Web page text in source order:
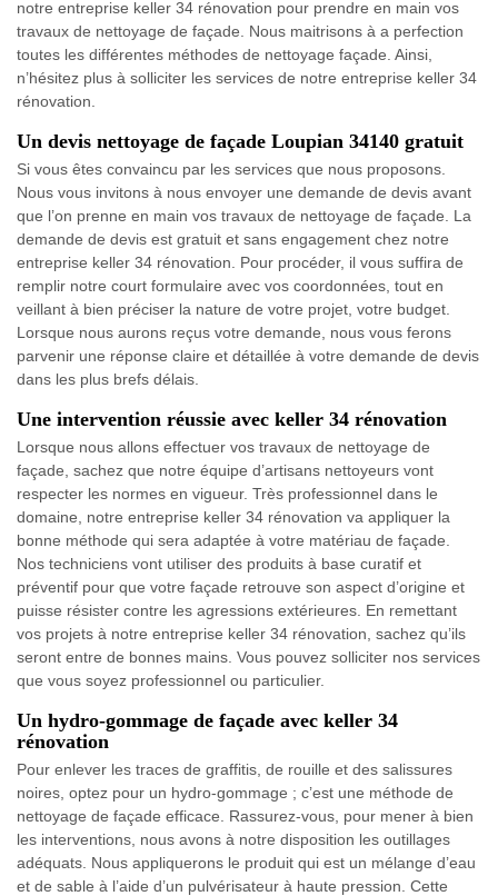
notre entreprise keller 34 rénovation pour prendre en main vos
travaux de nettoyage de façade. Nous maitrisons à a perfection
toutes les différentes méthodes de nettoyage façade. Ainsi,
n’hésitez plus à solliciter les services de notre entreprise keller 34
rénovation.
Un devis nettoyage de façade Loupian 34140 gratuit
Si vous êtes convaincu par les services que nous proposons.
Nous vous invitons à nous envoyer une demande de devis avant
que l’on prenne en main vos travaux de nettoyage de façade. La
demande de devis est gratuit et sans engagement chez notre
entreprise keller 34 rénovation. Pour procéder, il vous suffira de
remplir notre court formulaire avec vos coordonnées, tout en
veillant à bien préciser la nature de votre projet, votre budget.
Lorsque nous aurons reçus votre demande, nous vous ferons
parvenir une réponse claire et détaillée à votre demande de devis
dans les plus brefs délais.
Une intervention réussie avec keller 34 rénovation
Lorsque nous allons effectuer vos travaux de nettoyage de
façade, sachez que notre équipe d’artisans nettoyeurs vont
respecter les normes en vigueur. Très professionnel dans le
domaine, notre entreprise keller 34 rénovation va appliquer la
bonne méthode qui sera adaptée à votre matériau de façade.
Nos techniciens vont utiliser des produits à base curatif et
préventif pour que votre façade retrouve son aspect d’origine et
puisse résister contre les agressions extérieures. En remettant
vos projets à notre entreprise keller 34 rénovation, sachez qu’ils
seront entre de bonnes mains. Vous pouvez solliciter nos services
que vous soyez professionnel ou particulier.
Un hydro-gommage de façade avec keller 34
rénovation
Pour enlever les traces de graffitis, de rouille et des salissures
noires, optez pour un hydro-gommage ; c’est une méthode de
nettoyage de façade efficace. Rassurez-vous, pour mener à bien
les interventions, nous avons à notre disposition les outillages
adéquats. Nous appliquerons le produit qui est un mélange d’eau
et de sable à l’aide d’un pulvérisateur à haute pression. Cette